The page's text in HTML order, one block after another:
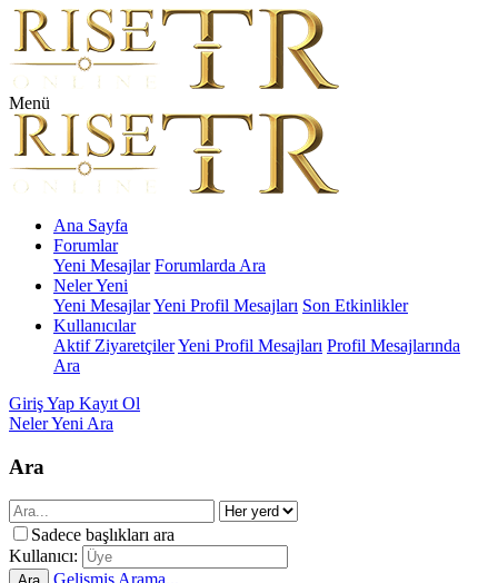
Menü
Ana Sayfa
Forumlar
Yeni Mesajlar Forumlarda Ara
Neler Yeni
Yeni MesajlarYeni Profil Mesajları Son Etkinlikler
Kullanıcılar
Aktif ZiyaretçilerYeni Profil Mesajları Profil Mesajlarında
Ara
Giriş Yap Kayıt Ol
Neler Yeni Ara
Ara
Sadece başlıkları ara
Kullanıcı: